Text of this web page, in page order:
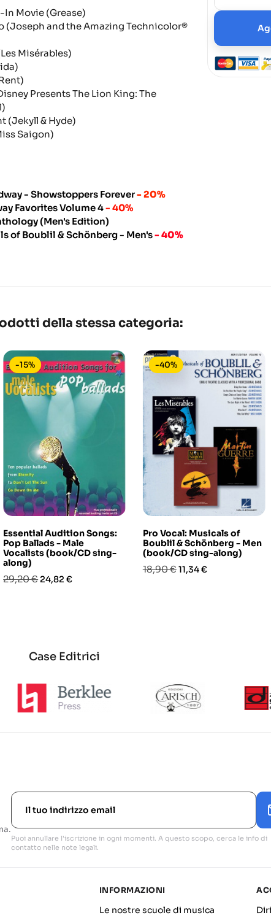
In Movie (Grease)
(Joseph and the Amazing Technicolor®
Misérables)
Presents The Lion King: The
(Jekyll & Hyde)
Saigon)
- Showstoppers Forever- 20%
Favorites Volume 4- 40%
(Men's Edition)
of Boublil & Schönberg - Men's- 40%
della stessa categoria:
Essential Audition Songs:
Pop Ballads - Male
Vocalists (book/CD sing-
along)
Prezzo
29,20 € Prezzo
24,82 €
-15%
Pro Vocal: Musicals of
Boublil & Schönberg - Men
(book/CD sing-along)
Prezzo
18,90 €Prezzo
11,34 €
-40%
Case Editrici
Puoi annullare l'iscrizione in ogni momenti. A questo scopo, cerca le info di
contatto nelle note legali.
INFORMAZIONI
Le nostre scuole di musica